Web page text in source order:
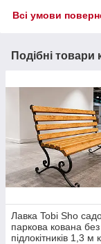
Всі умови
Подібні товари
Лавка Tobi Sho
паркова кована без
підлокітників 1,3 м